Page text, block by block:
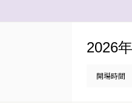
2026
開場時間